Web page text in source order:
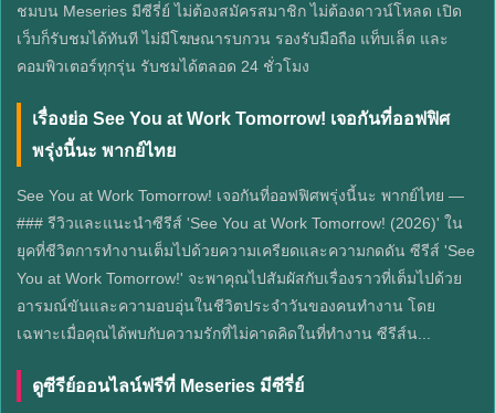
ชมบน Meseries มีซีรี่ย์ ไม่ต้องสมัครสมาชิก ไม่ต้องดาวน์โหลด เปิด
เว็บก็รับชมได้ทันที ไม่มีโฆษณารบกวน รองรับมือถือ แท็บเล็ต และ
คอมพิวเตอร์ทุกรุ่น รับชมได้ตลอด 24 ชั่วโมง
เรื่องย่อ See You at Work Tomorrow! เจอกันที่ออฟฟิศ
พรุ่งนี้นะ พากย์ไทย
See You at Work Tomorrow! เจอกันที่ออฟฟิศพรุ่งนี้นะ พากย์ไทย —
### รีวิวและแนะนำซีรีส์ 'See You at Work Tomorrow! (2026)' ใน
ยุคที่ชีวิตการทำงานเต็มไปด้วยความเครียดและความกดดัน ซีรีส์ 'See
You at Work Tomorrow!' จะพาคุณไปสัมผัสกับเรื่องราวที่เต็มไปด้วย
อารมณ์ขันและความอบอุ่นในชีวิตประจำวันของคนทำงาน โดย
เฉพาะเมื่อคุณได้พบกับความรักที่ไม่คาดคิดในที่ทำงาน ซีรีส์น...
ดูซีรีย์ออนไลน์ฟรีที่ Meseries มีซีรี่ย์